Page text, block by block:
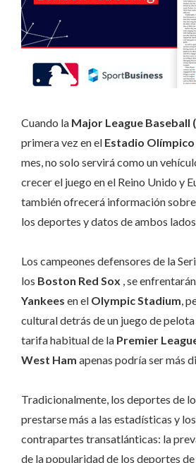
Cuando la Major League Baseball
primera vez en el Estadio
mes, no solo servirá como un
crecer el juego en el Reino Unido y
también ofrecerá información
los deportes y datos de ambos
Los campeones defensores de la
los Boston Red Sox , se
Yankees en el Olympic Stadium,
cultural detrás de un juego de
tarifa habitual de la Premier
West Ham apenas podría ser más
Tradicionalmente, los deportes de
prestarse más a las estadísticas y
contrapartes transatlánticas: la
de la popularidad de los deportes